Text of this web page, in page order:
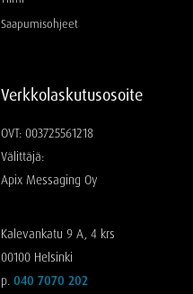
Saapumisohjeet
Verkkolaskutusosoite
OVT: 003725561218
Välittäjä:
Apix Messaging Oy
Kalevankatu 9 A, 4 krs
00100 Helsinki
p. 040 7070 202